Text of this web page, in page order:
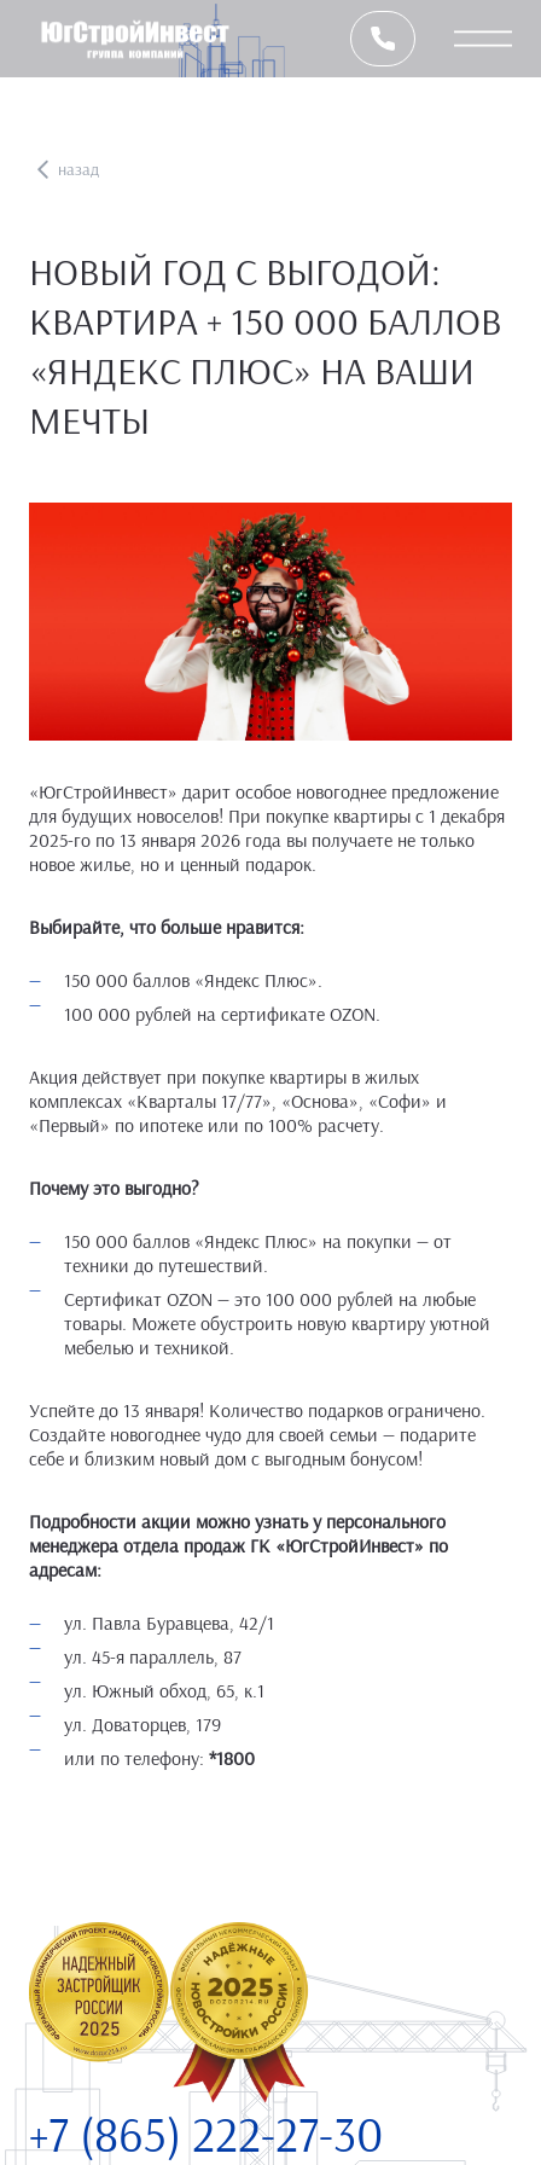
назад
НОВЫЙ ГОД С ВЫГОДОЙ:
КВАРТИРА + 150 000 БАЛЛОВ
«ЯНДЕКС ПЛЮС» НА ВАШИ
МЕЧТЫ
«ЮгСтройИнвест» дарит особое новогоднее предложение
для будущих новоселов! При покупке квартиры с 1 декабря
2025-го по 13 января 2026 года вы получаете не только
новое жилье, но и ценный подарок.
Выбирайте, что больше нравится:
150 000 баллов «Яндекс Плюс».
100 000 рублей на сертификате OZON.
Акция действует при покупке квартиры в жилых
комплексах «Кварталы 17/77», «Основа», «Софи» и
«Первый» по ипотеке или по 100% расчету.
Почему это выгодно?
150 000 баллов «Яндекс Плюс» на покупки — от
техники до путешествий.
Сертификат OZON — это 100 000 рублей на любые
товары. Можете обустроить новую квартиру уютной
мебелью и техникой.
Успейте до 13 января! Количество подарков ограничено.
Создайте новогоднее чудо для своей семьи — подарите
себе и близким новый дом с выгодным бонусом!
Подробности акции можно узнать у персонального
менеджера отдела продаж ГК «ЮгСтройИнвест» по
адресам:
ул. Павла Буравцева, 42/1
ул. 45-я параллель, 87
ул. Южный обход, 65, к.1
ул. Доваторцев, 179
или по телефону: *1800
+7 (865) 222-27-30